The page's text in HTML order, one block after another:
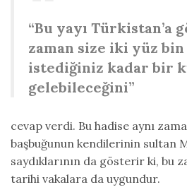
“Bu yayı Türkistan’a
zaman size iki yüz
istediğiniz kadar bir
gelebileceğini”
cevap verdi. Bu hadise aynı
başbuğunun kendilerinin sultan
saydıklarının da gösterir ki, bu
tarihi vakalara da uygundur.